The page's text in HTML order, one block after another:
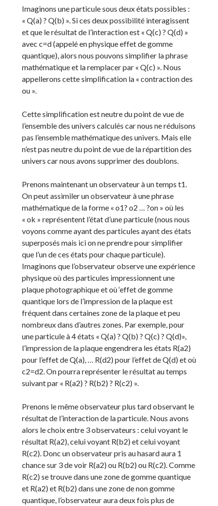
Imaginons une particule sous deux états possibles :
« Q(a) ? Q(b) ». Si ces deux possibilité interagissent
et que le résultat de l’interaction est « Q(c) ? Q(d) »
avec c=d (appelé en physique effet de gomme
quantique), alors nous pouvons simplifier la phrase
mathématique et la remplacer par « Q(c) ». Nous
appellerons cette simplification la « contraction des
ou ».
Cette simplification est neutre du point de vue de
l’ensemble des univers calculés car nous ne réduisons
pas l’ensemble mathématique des univers. Mais elle
n’est pas neutre du point de vue de la répartition des
univers car nous avons supprimer des doublons.
Prenons maintenant un observateur à un temps t1.
On peut assimiler un observateur à une phrase
mathématique de la forme « o1? o2 … ?on » où les
« ok » représentent l’état d’une particule (nous nous
voyons comme ayant des particules ayant des états
superposés mais ici on ne prendre pour simplifier
que l’un de ces états pour chaque particule).
Imaginons que l’observateur observe une expérience
physique où des particules impressionnent une
plaque photographique et où ‘effet de gomme
quantique lors de l’impression de la plaque est
fréquent dans certaines zone de la plaque et peu
nombreux dans d’autres zones. Par exemple, pour
une particule à 4 états « Q(a) ? Q(b) ? Q(c) ? Q(d)»,
l’impression de la plaque engendrera les états R(a2)
pour l’effet de Q(a), … R(d2) pour l’effet de Q(d) et où
c2=d2. On pourra représenter le résultat au temps
suivant par « R(a2) ? R(b2) ? R(c2) ».
Prenons le même observateur plus tard observant le
résultat de l’interaction de la particule. Nous avons
alors le choix entre 3 observateurs : celui voyant le
résultat R(a2), celui voyant R(b2) et celui voyant
R(c2). Donc un observateur pris au hasard aura 1
chance sur 3 de voir R(a2) ou R(b2) ou R(c2). Comme
R(c2) se trouve dans une zone de gomme quantique
et R(a2) et R(b2) dans une zone de non gomme
quantique, l’observateur aura deux fois plus de